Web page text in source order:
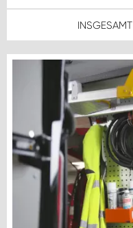
INSGESAMT